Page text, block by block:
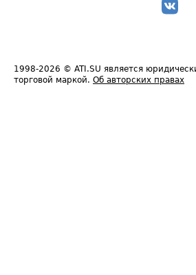
1998-2026 © ATI.SU является
торговой маркой. Об авторских правах